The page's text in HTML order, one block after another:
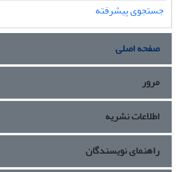
جستجوی پیشرفته
صفحه اصلی
مرور
اطلاعات نشریه
راهنمای نویسندگان